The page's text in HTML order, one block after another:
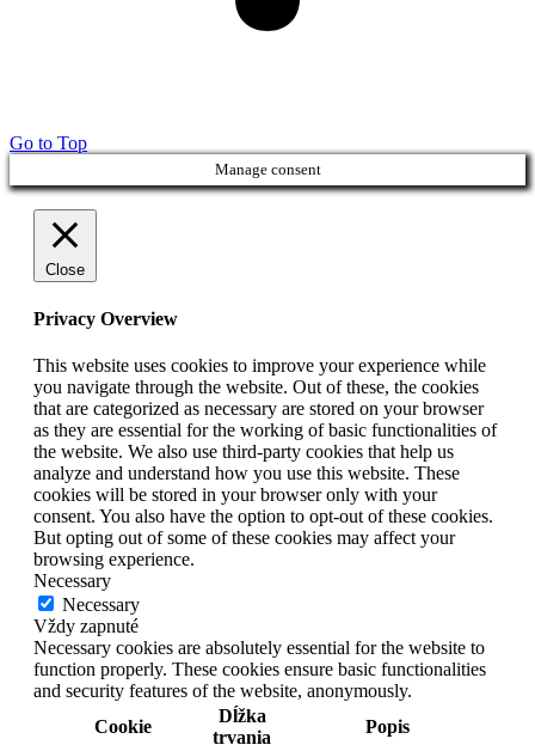
Go to Top
Manage consent
Close
Privacy Overview
This website uses cookies to improve your experience while
you navigate through the website. Out of these, the cookies
that are categorized as necessary are stored on your browser
as they are essential for the working of basic functionalities of
the website. We also use third-party cookies that help us
analyze and understand how you use this website. These
cookies will be stored in your browser only with your
consent. You also have the option to opt-out of these cookies.
But opting out of some of these cookies may affect your
browsing experience.
Necessary
Necessary
Vždy zapnuté
Necessary cookies are absolutely essential for the website to
function properly. These cookies ensure basic functionalities
and security features of the website, anonymously.
Cookie
Dĺžka
trvania
Popis